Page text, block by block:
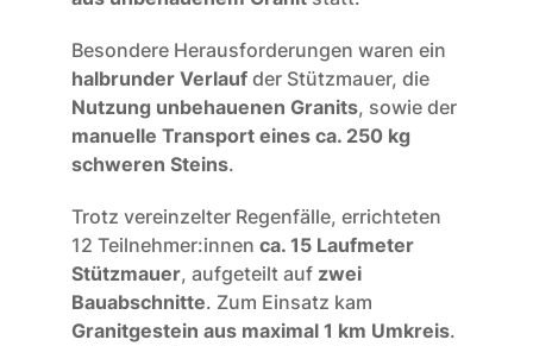
halbrunder Verlauf
Nutzung unbehauenen Granits
manuelle Transport eines ca. 250 kg
schweren Steins.
Trotz vereinzelter Regenfälle, errichteten
12 Teilnehmer:innen ca. 15 Laufmeter
Stützmauer, aufgeteilt auf zwei
Bauabschnitte
Granitgestein aus maximal 1 km Umkreis.